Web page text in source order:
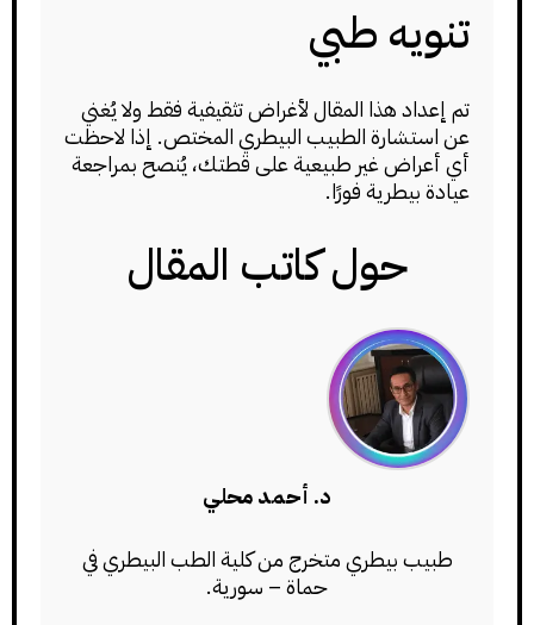
تنويه طبي
تم إعداد هذا المقال لأغراض تثقيفية فقط ولا يُغني
عن استشارة الطبيب البيطري المختص. إذا لاحظت
أي أعراض غير طبيعية على قطتك، يُنصح بمراجعة
عيادة بيطرية فورًا.
حول كاتب المقال
د. أحمد محلي
طبيب بيطري متخرج من كلية الطب البيطري في
حماة – سورية.